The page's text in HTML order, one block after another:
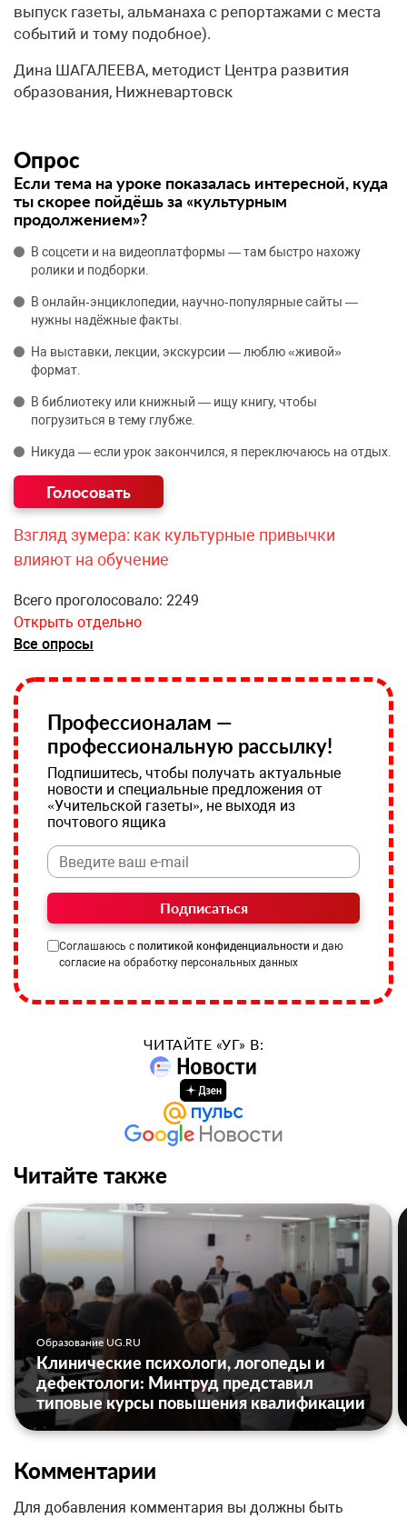
выпуск газеты, альманаха с репортажами с места
событий и тому подобное).
Дина ШАГАЛЕЕВА, методист Центра развития
образования, Нижневартовск
Опрос
Если тема на уроке показалась интересной, куда
ты скорее пойдёшь за «культурным
продолжением»?
В соцсети и на видеоплатформы — там быстро нахожу
ролики и подборки.
В онлайн‑энциклопедии, научно‑популярные сайты —
нужны надёжные факты.
На выставки, лекции, экскурсии — люблю «живой»
формат.
В библиотеку или книжный — ищу книгу, чтобы
погрузиться в тему глубже.
Никуда — если урок закончился, я переключаюсь на отдых.
Взгляд зумера: как культурные привычки
влияют на обучение
Всего проголосовало: 2249
Открыть отдельно
Все опросы
Профессионалам —
профессиональную рассылку!
Подпишитесь, чтобы получать актуальные
новости и специальные предложения от
«Учительской газеты», не выходя из
почтового ящика
Подписаться
Соглашаюсь с политикой конфиденциальности и даю
согласие на обработку персональных данных
ЧИТАЙТЕ «УГ» В:
Читайте также
Образование UG.RU
Клинические психологи, логопеды и
дефектологи: Минтруд представил
типовые курсы повышения квалификации
Комментарии
Для добавления комментария вы должны быть